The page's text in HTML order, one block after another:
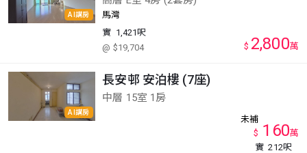
AI講房
馬灣
實 1,421呎
@ $19,704
$ 2,800萬
AI講房
長安邨 安泊樓 (7座)
中層 15室 1房
實 212呎
未補
$ 160萬